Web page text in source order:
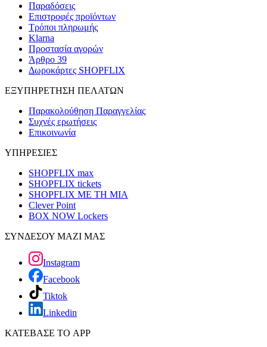
Παραδόσεις
Επιστροφές προϊόντων
Τρόποι πληρωμής
Klarna
Προστασία αγορών
Άρθρο 39
Δωροκάρτες SHOPFLIX
ΕΞΥΠΗΡΕΤΗΣΗ ΠΕΛΑΤΩΝ
Παρακολούθηση Παραγγελίας
Συχνές ερωτήσεις
Επικοινωνία
ΥΠΗΡΕΣΙΕΣ
SHOPFLIX max
SHOPFLIX tickets
SHOPFLIX ΜΕ ΤΗ ΜΙΑ
Clever Point
BOX NOW Lockers
ΣΥΝΔΕΣΟΥ ΜΑΖΙ ΜΑΣ
Instagram
Facebook
Tiktok
Linkedin
ΚΑΤΕΒΑΣΕ ΤΟ APP